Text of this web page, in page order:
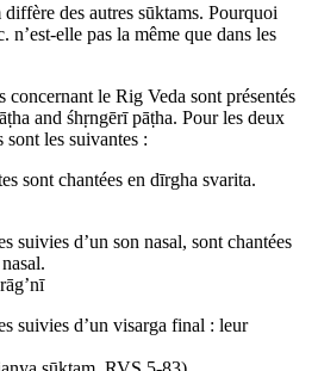
des autres sūktams. Pourquoi
n’est-elle pas la même que dans les
concernant le Rig Veda sont présentés
and śhṛngērī pāṭha. Pour les deux
sont les suivantes :
sont chantées en dīrgha svarita.
suivies d’un son nasal, sont chantées
’nī
suivies d’un visarga final : leur